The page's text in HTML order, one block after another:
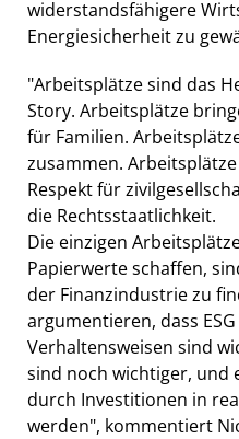
widerstandsfähigere
Energiesicherheit zu
"Arbeitsplätze sind das
Story. Arbeitsplätze
für Familien.
zusammen.
Respekt für
die Rechtsstaatlichkeit.
Die einzigen
Papierwerte schaffen,
der Finanzindustrie zu
argumentieren, dass
Verhaltensweisen sind
sind noch wichtiger, und
durch Investitionen in
werden", kommentiert